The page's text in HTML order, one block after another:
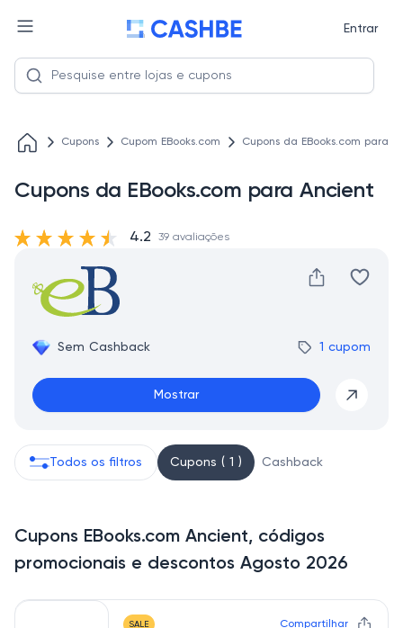
Entrar
Cupons Cupom EBooks.com Cupons da EBooks.com para
Cupons da EBooks.com para Ancient
Sem Cashback 1 cupom
Mostrar
4.2 39 avaliações
Todos os filtros Cupons ( 1 ) Cashback
Cupons EBooks.com Ancient, códigos
promocionais e descontos Agosto 2026
SALE Compartilhar